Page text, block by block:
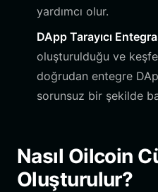
yardımcı olur.
DApp Tarayıcı
oluşturulduğu ve
doğrudan entegre
sorunsuz bir şekilde
Nasıl Oilcoin
Oluşturulur?